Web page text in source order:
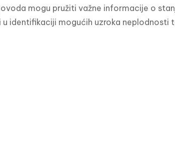
mogu pružiti važne informacije o
identifikaciji mogućih uzroka neplodnosti